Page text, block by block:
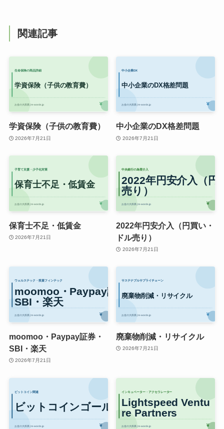
関連記事
学資保険（子供の教育費）
2026年7月21日
中小企業のDX格差問題
2026年7月21日
保育士不足・低賃金
2026年7月21日
2022年円安介入（円買い・
ドル売り）
2026年7月21日
moomoo・Paypay証券・
SBI・楽天
2026年7月21日
廃棄物削減・リサイクル
2026年7月21日